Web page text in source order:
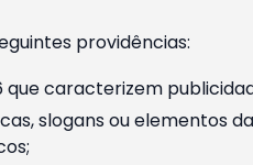
providências:
caracterizem
slogans ou elementos